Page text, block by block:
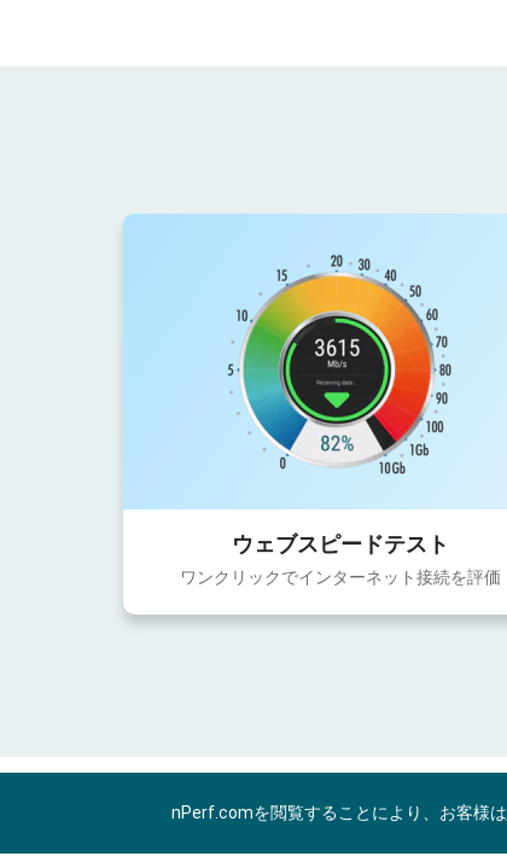
ウェブスピードテスト
ワンクリックでインターネット接続を評価
nPerf.comを閲覧することにより、お客様は